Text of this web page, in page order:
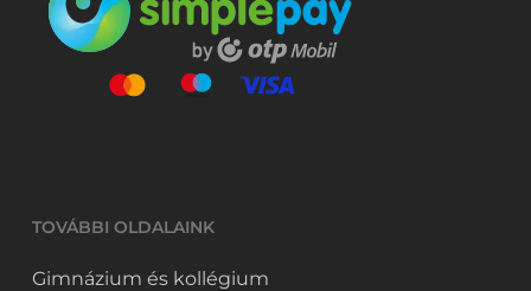
TOVÁBBI OLDALAINK
Gimnázium és kollégium